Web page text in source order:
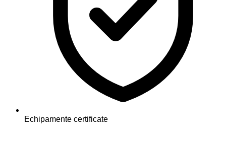
Echipamente certificate